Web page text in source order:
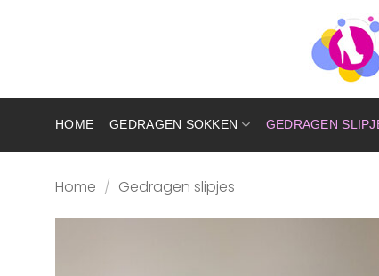
HOME GEDRAGEN SOKKEN GEDRAGEN
Home / Gedragen slipjes